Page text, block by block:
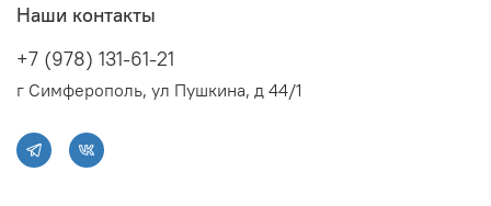
Наши контакты
+7 (978) 131-61-21
г Симферополь, ул Пушкина, д 44/1